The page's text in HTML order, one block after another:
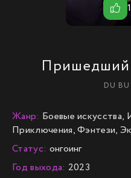
Пришедший
DU
Жанр: Боевые искусства,
Приключения, Фэнтези,
Статус: онгоинг
Год выхода: 2023